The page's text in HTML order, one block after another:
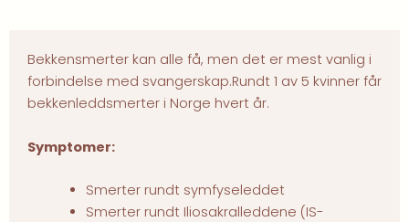
Bekkensmerter kan alle få, men det er mest vanlig i
forbindelse med svangerskap.Rundt 1 av 5 kvinner får
bekkenleddsmerter i Norge hvert år.
Symptomer:
Smerter rundt symfyseleddet
Smerter rundt Iliosakralleddene (IS-